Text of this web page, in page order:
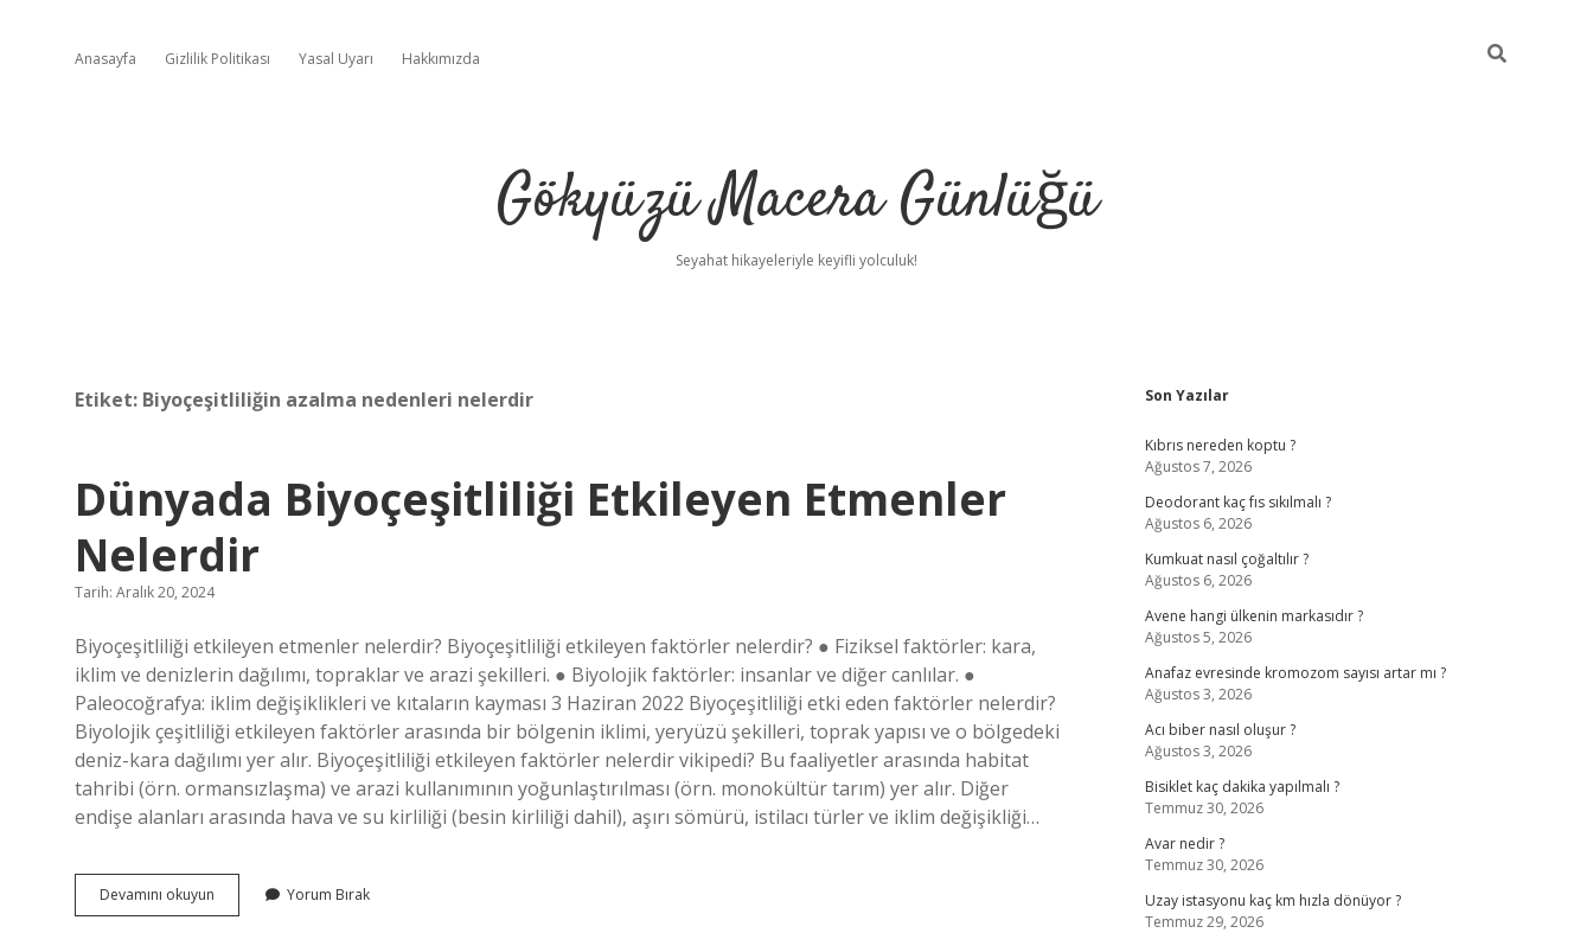
Anasayfa Gizlilik Politikası Yasal Uyarı Hakkımızda
Gökyüzü Macera Günlüğü
Seyahat hikayeleriyle keyifli yolculuk!
Etiket: Biyoçeşitliliğin azalma nedenleri nelerdir
Dünyada Biyoçeşitliliği Etkileyen Etmenler
Nelerdir
Tarih: Aralık 20, 2024
Biyoçeşitliliği etkileyen etmenler nelerdir? Biyoçeşitliliği etkileyen faktörler nelerdir? ● Fiziksel faktörler: kara,
iklim ve denizlerin dağılımı, topraklar ve arazi şekilleri. ● Biyolojik faktörler: insanlar ve diğer canlılar. ●
Paleocoğrafya: iklim değişiklikleri ve kıtaların kayması 3 Haziran 2022 Biyoçeşitliliği etki eden faktörler nelerdir?
Biyolojik çeşitliliği etkileyen faktörler arasında bir bölgenin iklimi, yeryüzü şekilleri, toprak yapısı ve o bölgedeki
deniz-kara dağılımı yer alır. Biyoçeşitliliği etkileyen faktörler nelerdir vikipedi? Bu faaliyetler arasında habitat
tahribi (örn. ormansızlaşma) ve arazi kullanımının yoğunlaştırılması (örn. monokültür tarım) yer alır. Diğer
endişe alanları arasında hava ve su kirliliği (besin kirliliği dahil), aşırı sömürü, istilacı türler ve iklim değişikliği…
Devamını okuyun Dünyada
Biyoçeşitliliği
Yorum Bırak
Sidebar
Son Yazılar
Kıbrıs nereden koptu ?
Ağustos 7, 2026
Deodorant kaç fıs sıkılmalı ?
Ağustos 6, 2026
Kumkuat nasıl çoğaltılır ?
Ağustos 6, 2026
Avene hangi ülkenin markasıdır ?
Ağustos 5, 2026
Anafaz evresinde kromozom sayısı artar mı ?
Ağustos 3, 2026
Acı biber nasıl oluşur ?
Ağustos 3, 2026
Bisiklet kaç dakika yapılmalı ?
Temmuz 30, 2026
Avar nedir ?
Temmuz 30, 2026
Uzay istasyonu kaç km hızla dönüyor ?
Temmuz 29, 2026